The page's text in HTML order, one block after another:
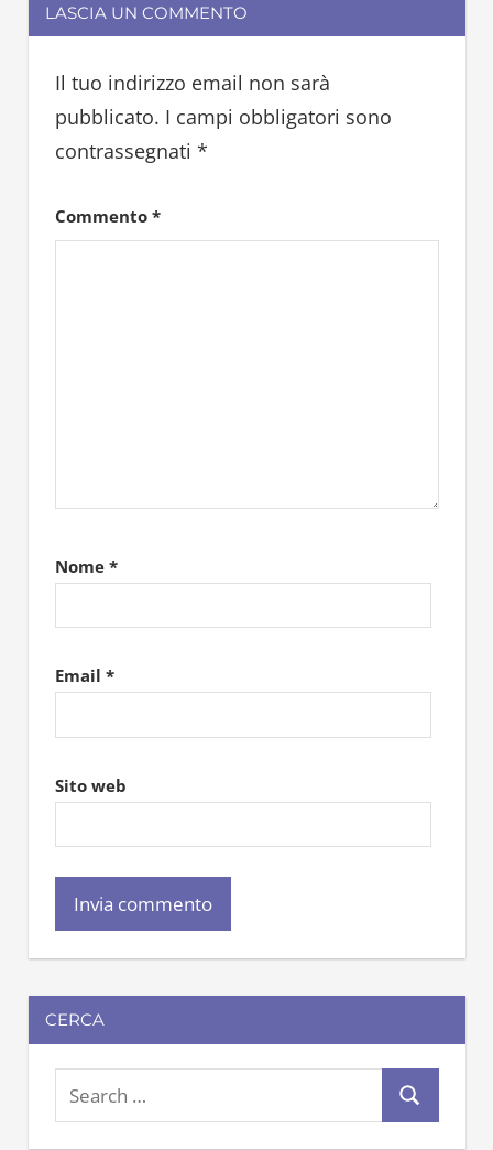
LASCIA UN COMMENTO
Il tuo indirizzo email non sarà
pubblicato. I campi obbligatori sono
contrassegnati *
Commento *
Nome *
Email *
Sito web
CERCA
e
e